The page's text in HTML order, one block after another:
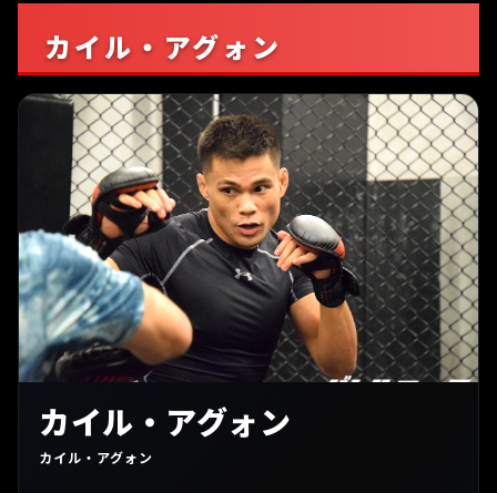
カイル・アグォン
カイル・アグォン
カイル・アグォン